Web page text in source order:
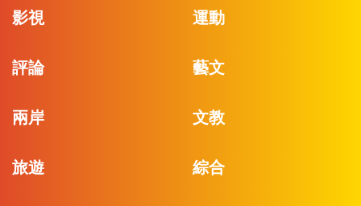
影視 運動
評論 藝文
兩岸 文教
旅遊 綜合